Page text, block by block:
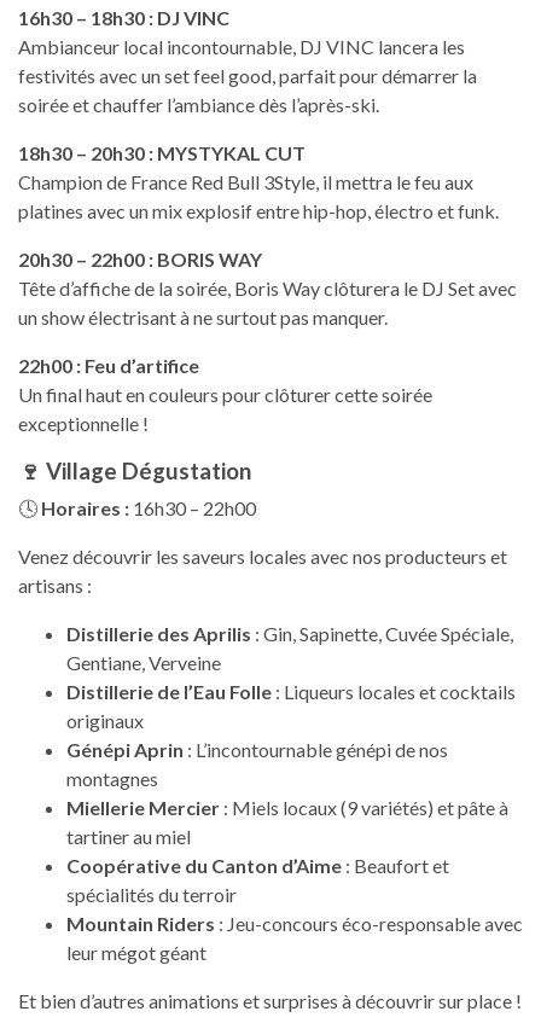
16h30 – 18h30 : DJ VINC
Ambianceur local incontournable, DJ VINC lancera les
festivités avec un set feel good, parfait pour démarrer la
soirée et chauffer l’ambiance dès l’après-ski.
18h30 – 20h30 : MYSTYKAL CUT
Champion de France Red Bull 3Style, il mettra le feu aux
platines avec un mix explosif entre hip-hop, électro et funk.
20h30 – 22h00 : BORIS WAY
Tête d’affiche de la soirée, Boris Way clôturera le DJ Set avec
un show électrisant à ne surtout pas manquer.
22h00 : Feu d’artifice
Un final haut en couleurs pour clôturer cette soirée
exceptionnelle !
🍷 Village Dégustation
🕓 Horaires : 16h30 – 22h00
Venez découvrir les saveurs locales avec nos producteurs et
artisans :
Distillerie des Aprilis : Gin, Sapinette, Cuvée Spéciale,
Gentiane, Verveine
Distillerie de l’Eau Folle : Liqueurs locales et cocktails
originaux
Génépi Aprin : L’incontournable génépi de nos
montagnes
Miellerie Mercier : Miels locaux (9 variétés) et pâte à
tartiner au miel
Coopérative du Canton d’Aime : Beaufort et
spécialités du terroir
Mountain Riders : Jeu-concours éco-responsable avec
leur mégot géant
Et bien d’autres animations et surprises à découvrir sur place !